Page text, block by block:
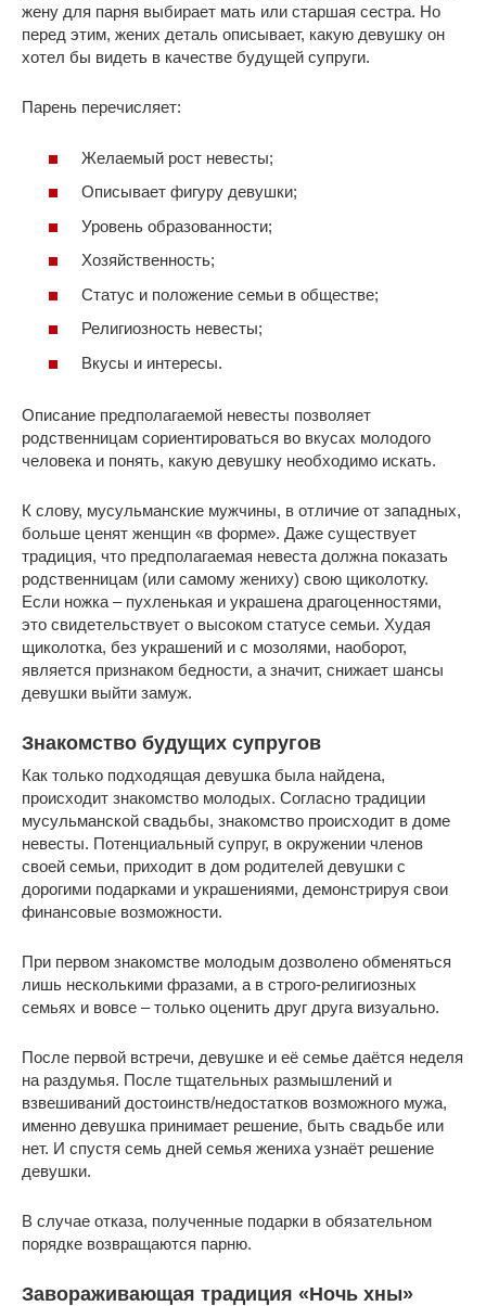
жену для парня выбирает мать или старшая сестра. Но
перед этим, жених деталь описывает, какую девушку он
хотел бы видеть в качестве будущей супруги.
Парень перечисляет:
Желаемый рост невесты;
Описывает фигуру девушки;
Уровень образованности;
Хозяйственность;
Статус и положение семьи в обществе;
Религиозность невесты;
Вкусы и интересы.
Описание предполагаемой невесты позволяет
родственницам сориентироваться во вкусах молодого
человека и понять, какую девушку необходимо искать.
К слову, мусульманские мужчины, в отличие от западных,
больше ценят женщин «в форме». Даже существует
традиция, что предполагаемая невеста должна показать
родственницам (или самому жениху) свою щиколотку.
Если ножка – пухленькая и украшена драгоценностями,
это свидетельствует о высоком статусе семьи. Худая
щиколотка, без украшений и с мозолями, наоборот,
является признаком бедности, а значит, снижает шансы
девушки выйти замуж.
Знакомство будущих супругов
Как только подходящая девушка была найдена,
происходит знакомство молодых. Согласно традиции
мусульманской свадьбы, знакомство происходит в доме
невесты. Потенциальный супруг, в окружении членов
своей семьи, приходит в дом родителей девушки с
дорогими подарками и украшениями, демонстрируя свои
финансовые возможности.
При первом знакомстве молодым дозволено обменяться
лишь несколькими фразами, а в строго-религиозных
семьях и вовсе – только оценить друг друга визуально.
После первой встречи, девушке и её семье даётся неделя
на раздумья. После тщательных размышлений и
взвешиваний достоинств/недостатков возможного мужа,
именно девушка принимает решение, быть свадьбе или
нет. И спустя семь дней семья жениха узнаёт решение
девушки.
В случае отказа, полученные подарки в обязательном
порядке возвращаются парню.
Завораживающая традиция «Ночь хны»